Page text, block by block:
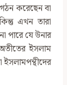
করেছেন বা
এখন তারা
পারে যে উনার
ইসলাম